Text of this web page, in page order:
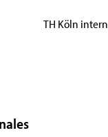
TH Köln intern